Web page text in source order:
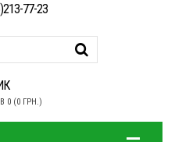
77-23
0 (0 ГРН.)